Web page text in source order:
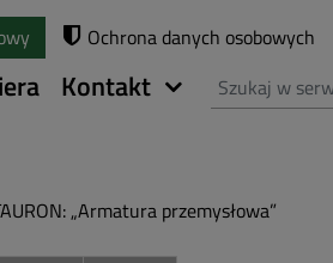
Ochrona danych osobowych
Kontakt Szukaj
„Armatura przemysłowa”